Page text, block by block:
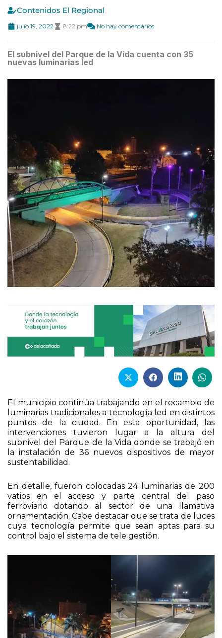
Contenidos El Regional
julio 19, 2022 8:22 pm No hay comentarios
El subnivel del Parque de la Vida cuenta con 35
nuevas luminarias led
El municipio continúa trabajando en el recambio de
luminarias tradicionales a tecnología led en distintos
puntos de la ciudad. En esta oportunidad, las
intervenciones tuvieron lugar a la altura del
subnivel del Parque de la Vida donde se trabajó en
la instalación de 36 nuevos dispositivos de mayor
sustentabilidad.
En detalle, fueron colocadas 24 luminarias de 200
vatios en el acceso y parte central del paso
ferroviario dotando al sector de una llamativa
ornamentación. Cabe destacar que se trata de luces
cuya tecnología permite que sean aptas para su
control bajo el sistema de tele gestión.